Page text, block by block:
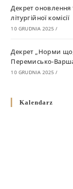
Декрет
літургійної комісії
10 GRUDNIA 2025 /
Декрет „Норми
Перемисько-
10 GRUDNIA 2025 /
григоріанським
Kalendarz